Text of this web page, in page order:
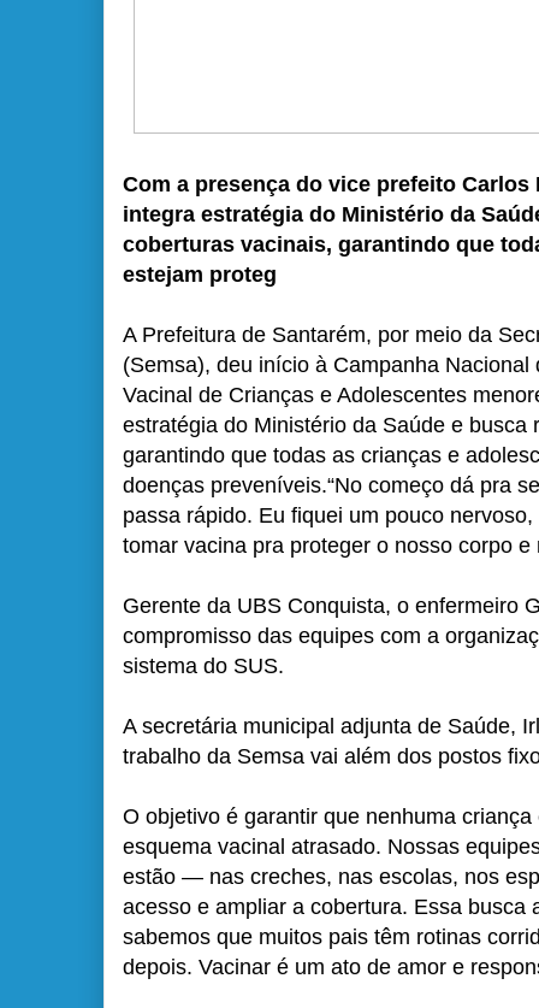
Com a presença do vice prefeito
integra estratégia do Ministério da
coberturas vacinais, garantindo que
estejam proteg
A Prefeitura de Santarém, por meio da
(Semsa), deu início à Campanha
Vacinal de Crianças e Adolescentes
estratégia do Ministério da Saúde e busca
garantindo que todas as crianças e
doenças preveníveis.“No começo dá pra
passa rápido. Eu fiquei um pouco
tomar vacina pra proteger o nosso corpo e
Gerente da UBS Conquista, o enfermeiro
compromisso das equipes com a
sistema do SUS.
A secretária municipal adjunta de Saúde,
trabalho da Semsa vai além dos postos
O objetivo é garantir que nenhuma
esquema vacinal atrasado. Nossas
estão — nas creches, nas escolas, nos
acesso e ampliar a cobertura. Essa busca
sabemos que muitos pais têm rotinas
depois. Vacinar é um ato de amor e